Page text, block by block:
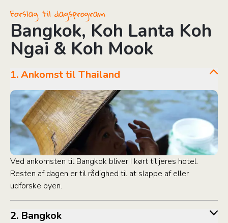
Forslag til dagsprogram
Bangkok, Koh Lanta Koh
Ngai & Koh Mook
1. Ankomst til Thailand
Ved ankomsten til Bangkok bliver I kørt til jeres hotel.
Resten af dagen er til rådighed til at slappe af eller
udforske byen.
2. Bangkok